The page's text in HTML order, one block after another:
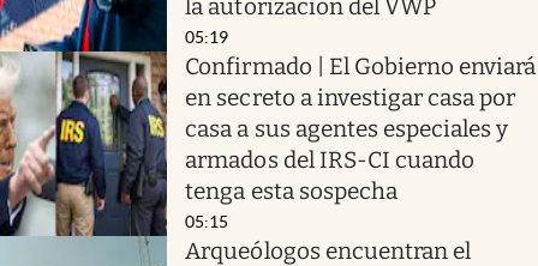
la autorización del VWP
05:19
Confirmado | El Gobierno enviará
en secreto a investigar casa por
casa a sus agentes especiales y
armados del IRS-CI cuando
tenga esta sospecha
05:15
Arqueólogos encuentran el